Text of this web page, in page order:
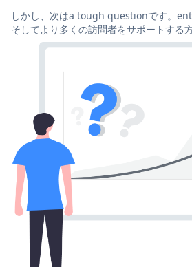
しかし、次はa tough questionです。
そしてより多くの訪問者をサポートする